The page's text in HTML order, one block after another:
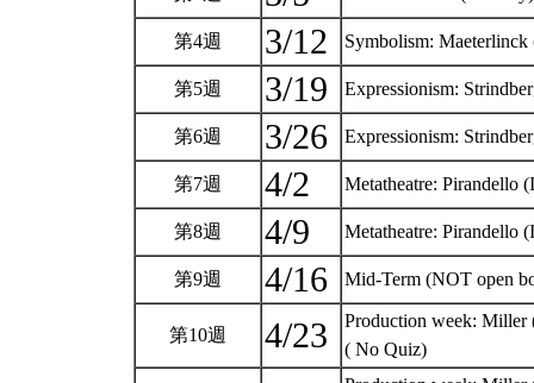
第4週 3/12 Symbolism:
第5週 3/19 Expressionism:
第6週 3/26 Expressionism:
第7週 4/2 Metatheatre: Pirandello
第8週 4/9 Metatheatre: Pirandello
第9週 4/16 Mid-Term (NOT open
第10週 4/23
Production week: Miller
( No Quiz)